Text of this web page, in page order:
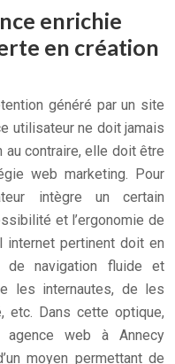
enrichie
en création
généré par un site
utilisateur ne doit jamais
contraire, elle doit être
web marketing. Pour
intègre un certain
et l’ergonomie de
internet pertinent doit en
de navigation fluide et
les internautes, de les
etc. Dans cette optique,
agence web à Annecy
moyen permettant de